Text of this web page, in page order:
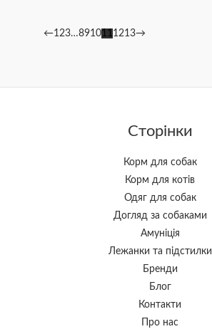
←123…8910111213→
Сторінки
Корм для собак
Корм для котів
Одяг для собак
Догляд за собаками
Амуніція
Лежанки та підстилки
Бренди
Блог
Контакти
Про нас